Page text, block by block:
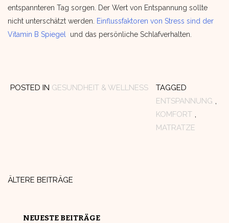
entspannteren Tag sorgen. Der Wert von Entspannung sollte
nicht unterschätzt werden. Einflussfaktoren von Stress sind der
Vitamin B Spiegel
und das persönliche Schlafverhalten.
POSTED IN GESUNDHEIT & WELLNESS
TAGGED
ENTSPANNUNG
KOMFORT
MATRATZE
ÄLTERE BEITRÄGE
NEUESTE BEITRÄGE